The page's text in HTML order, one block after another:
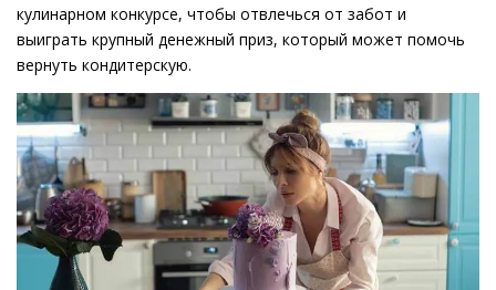
кулинарном конкурсе, чтобы отвлечься от забот и
выиграть крупный денежный приз, который может помочь
вернуть кондитерскую.